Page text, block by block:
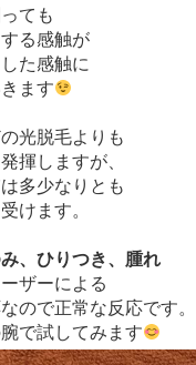
ても
る感触が
た感触に
ます
光脱毛よりも
揮しますが、
多少なりとも
けます。
、ひりつき、腫れ
ザーによる
ので正常な反応です。
で試してみます